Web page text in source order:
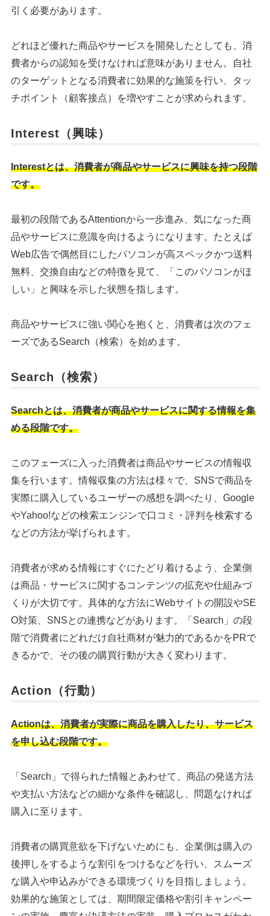
引く必要があります。
どれほど優れた商品やサービスを開発したとしても、消
費者からの認知を受けなければ意味がありません。自社
のターゲットとなる消費者に効果的な施策を行い、タッ
チポイント（顧客接点）を増やすことが求められます。
Interest（興味）
Interestとは、消費者が商品やサービスに興味を持つ段階
です。
最初の段階であるAttentionから一歩進み、気になった商
品やサービスに意識を向けるようになります。たとえば
Web広告で偶然目にしたパソコンが高スペックかつ送料
無料、交換自由などの特徴を見て、「このパソコンがほ
しい」と興味を示した状態を指します。
商品やサービスに強い関心を抱くと、消費者は次のフェ
ーズであるSearch（検索）を始めます。
Search（検索）
Searchとは、消費者が商品やサービスに関する情報を集
める段階です。
このフェーズに入った消費者は商品やサービスの情報収
集を行います。情報収集の方法は様々で、SNSで商品を
実際に購入しているユーザーの感想を調べたり、Google
やYahoo!などの検索エンジンで口コミ・評判を検索する
などの方法が挙げられます。
消費者が求める情報にすぐにたどり着けるよう、企業側
は商品・サービスに関するコンテンツの拡充や仕組みづ
くりが大切です。具体的な方法にWebサイトの開設やSE
O対策、SNSとの連携などがあります。「Search」の段
階で消費者にどれだけ自社商材が魅力的であるかをPRで
きるかで、その後の購買行動が大きく変わります。
Action（行動）
Actionは、消費者が実際に商品を購入したり、サービス
を申し込む段階です。
「Search」で得られた情報とあわせて、商品の発送方法
や支払い方法などの細かな条件を確認し、問題なければ
購入に至ります。
消費者の購買意欲を下げないためにも、企業側は購入の
後押しをするような割引をつけるなどを行い、スムーズ
な購入や申込みができる環境づくりを目指しましょう。
効果的な施策としては、期間限定価格や割引キャンペー